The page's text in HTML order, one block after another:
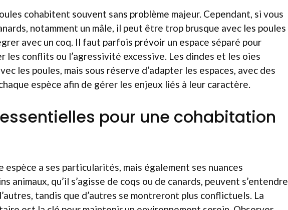
cohabitent souvent sans problème majeur. Cependant, si vous
notamment un mâle, il peut être trop brusque avec les poules
avec un coq. Il faut parfois prévoir un espace séparé pour
les conflits ou l’agressivité excessive. Les dindes et les oies
les poules, mais sous réserve d’adapter les espaces, avec des
espèce afin de gérer les enjeux liés à leur caractère.
pour une cohabitation
espèce a ses particularités, mais également ses nuances
animaux, qu’il s’agisse de coqs ou de canards, peuvent s’entendre
tandis que d’autres se montreront plus conflictuels. La